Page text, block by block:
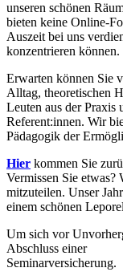
unseren schönen
bieten keine Online-
Auszeit bei uns
konzentrieren können.
Erwarten können Sie
Alltag, theoretischen
Leuten aus der Praxis
Referent:innen. Wir
Pädagogik der
Hier kommen Sie
Vermissen Sie
mitzuteilen. Unser
einem schönen
Um sich vor
Abschluss einer
Seminarversicherung.